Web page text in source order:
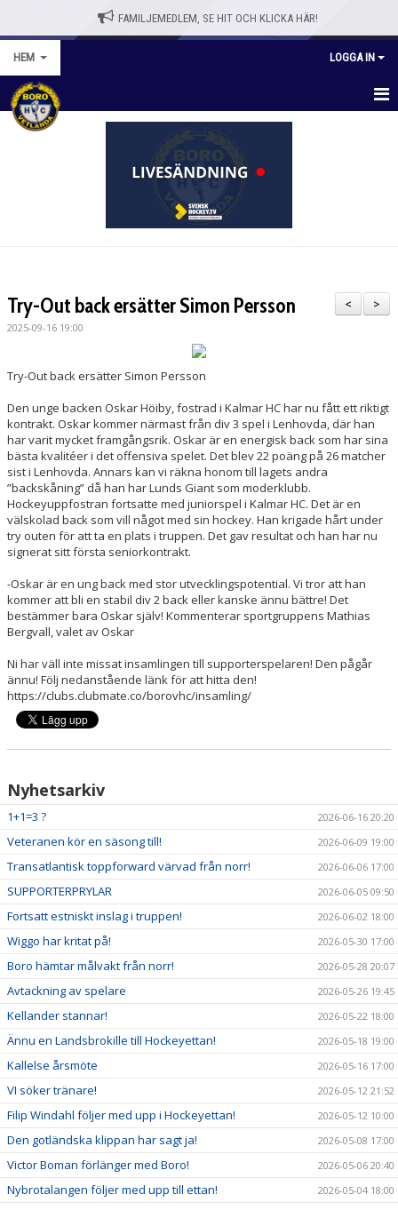
FAMILJEMEDLEM, SE HIT OCH KLICKA HÄR!
HEM LOGGA IN
HEM
KALENDER
MATCHER
TABELL A-LAG
SVENSK HOCKEY TV
SWISH
DOKUMENT
>
<
Try-Out back ersätter Simon Persson
2025-09-16 19:00
Try-Out back ersätter Simon Persson
Den unge backen Oskar Höiby, fostrad i Kalmar HC har nu fått ett riktigt
kontrakt. Oskar kommer närmast från div 3 spel i Lenhovda, där han
har varit mycket framgångsrik. Oskar är en energisk back som har sina
bästa kvalitéer i det offensiva spelet. Det blev 22 poäng på 26 matcher
sist i Lenhovda. Annars kan vi räkna honom till lagets andra
”backskåning” då han har Lunds Giant som moderklubb.
Hockeyuppfostran fortsatte med juniorspel i Kalmar HC. Det är en
välskolad back som vill något med sin hockey. Han krigade hårt under
try outen för att ta en plats i truppen. Det gav resultat och han har nu
signerat sitt första seniorkontrakt.
-Oskar är en ung back med stor utvecklingspotential. Vi tror att han
kommer att bli en stabil div 2 back eller kanske ännu bättre! Det
bestämmer bara Oskar själv! Kommenterar sportgruppens Mathias
Bergvall, valet av Oskar
Ni har väll inte missat insamlingen till supporterspelaren! Den pågår
ännu! Följ nedanstående länk för att hitta den!
https://clubs.clubmate.co/borovhc/insamling/
Nyhetsarkiv
1+1=3 ? 2026-06-16 20:20
Veteranen kör en säsong till! 2026-06-09 19:00
Transatlantisk toppforward värvad från norr! 2026-06-06 17:00
SUPPORTERPRYLAR 2026-06-05 09:50
Fortsatt estniskt inslag i truppen! 2026-06-02 18:00
Wiggo har kritat på! 2026-05-30 17:00
Boro hämtar målvakt från norr! 2026-05-28 20:07
Avtackning av spelare 2026-05-26 19:45
Kellander stannar! 2026-05-22 18:00
Ännu en Landsbrokille till Hockeyettan! 2026-05-18 19:00
Kallelse årsmöte 2026-05-16 17:00
VI söker tränare! 2026-05-12 21:52
Filip Windahl följer med upp i Hockeyettan! 2026-05-12 10:00
Den gotländska klippan har sagt ja! 2026-05-08 17:00
Victor Boman förlänger med Boro! 2026-05-06 20:40
Nybrotalangen följer med upp till ettan! 2026-05-04 18:00